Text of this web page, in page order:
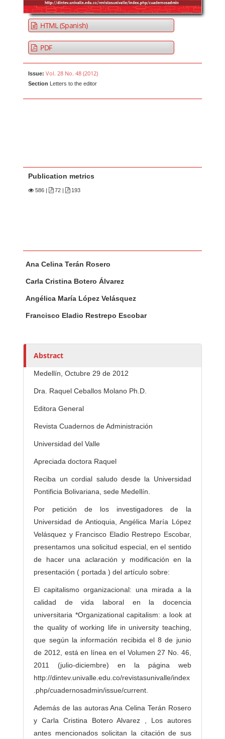
HTML (Spanish)
PDF
Issue: Vol. 28 No. 48 (2012)
Section Letters to the editor
Publication metrics
586 72 | 193
u
t
h
o
r
Ana Celina Terán Rosero
Carla Cristina Botero Álvarez
Angélica María López Velásquez
Francisco Eladio Restrepo Escobar
Abstract
Medellín, Octubre 29 de 2012
Dra. Raquel Ceballos Molano Ph.D.
Editora General
Revista Cuadernos de Administración
Universidad del Valle
Apreciada doctora Raquel
Reciba un cordial saludo desde la Universidad
Pontificia Bolivariana, sede Medellín.
Por petición de los investigadores de la
Universidad de Antioquia, Angélica María López
Velásquez y Francisco Eladio Restrepo Escobar,
presentamos una solicitud especial, en el sentido
de hacer una aclaración y modificación en la
presentación ( portada ) del artículo sobre:
El capitalismo organizacional: una mirada a la
calidad de vida laboral en la docencia
universitaria *Organizational capitalism: a look at
the quality of working life in university teaching,
que según la información recibida el 8 de junio
de 2012, está en línea en el Volumen 27 No. 46,
2011 (julio-diciembre) en la página web
http://dintev.univalle.edu.co/revistasunivalle/index
.php/cuadernosadmin/issue/current.
Además de las autoras Ana Celina Terán Rosero
y Carla Cristina Botero Alvarez , Los autores
antes mencionados solicitan la citación de sus